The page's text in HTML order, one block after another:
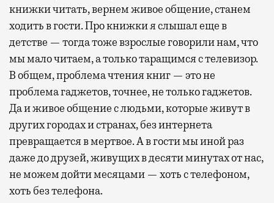
книжки читать, вернем живое общение, станем
ходить в гости. Про книжки я слышал еще в
детстве — тогда тоже взрослые говорили нам, что
мы мало читаем, а только таращимся с телевизор.
В общем, проблема чтения книг — это не
проблема гаджетов, точнее, не только гаджетов.
Да и живое общение с людьми, которые живут в
других городах и странах, без интернета
превращается в мертвое. А в гости мы иной раз
даже до друзей, живущих в десяти минутах от нас,
не можем дойти месяцами — хоть с телефоном,
хоть без телефона.